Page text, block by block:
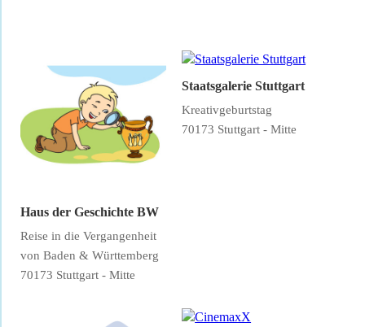
Haus der Geschichte BW
Reise in die Vergangenheit
von Baden & Württemberg
70173 Stuttgart - Mitte
Staatsgalerie Stuttgart
Kreativgeburtstag
70173 Stuttgart - Mitte